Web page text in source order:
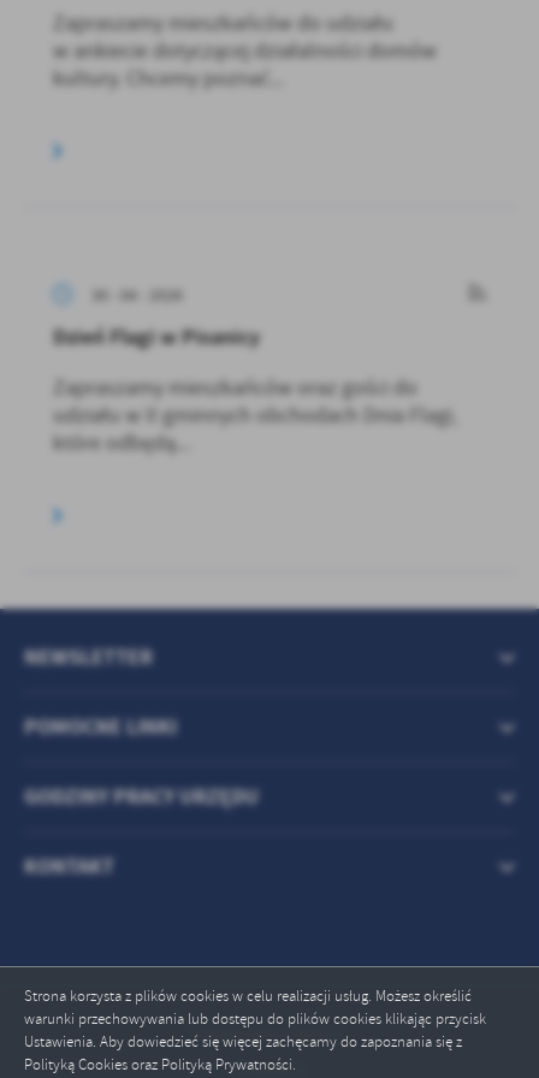
Strona korzysta z plików cookies w celu realizacji usług. Możesz określić
warunki przechowywania lub dostępu do plików cookies klikając przycisk
Ustawienia. Aby dowiedzieć się więcej zachęcamy do zapoznania się z
Polityką Cookies oraz Polityką Prywatności.
Zapraszamy mieszkańców do udziału
w ankiecie dotyczącej działalności domów
kultury. Chcemy poznać...
30 - 04 - 2026
Dzień Flagi w Pisanicy
Zapraszamy mieszkańców oraz gości do
udziału w II gminnych obchodach Dnia Flagi,
które odbędą...
POMOCNE LINKI
NEWSLETTER
GODZINY PRACY URZĘDU
KONTAKT
Odwiedzin: 709157
Online: 3